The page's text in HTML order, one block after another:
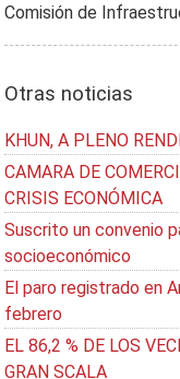
Comisión de
Otras noticias
KHUN, A PLENO
CAMARA DE
CRISIS ECONÓMICA
Suscrito un convenio
socioeconómico
El paro registrado en
febrero
EL 86,2 % DE LOS
GRAN SCALA